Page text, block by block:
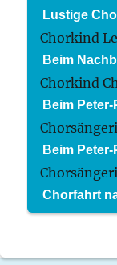
Lustige
Chorkind
Beim
Chorkind
Beim
Beim
Chorfahrt